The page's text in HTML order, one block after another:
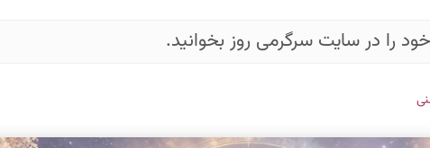
را در سایت سرگرمی روز بخوانید.